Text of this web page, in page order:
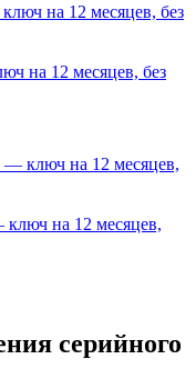
на 12 месяцев, без
на 12 месяцев,
серийного